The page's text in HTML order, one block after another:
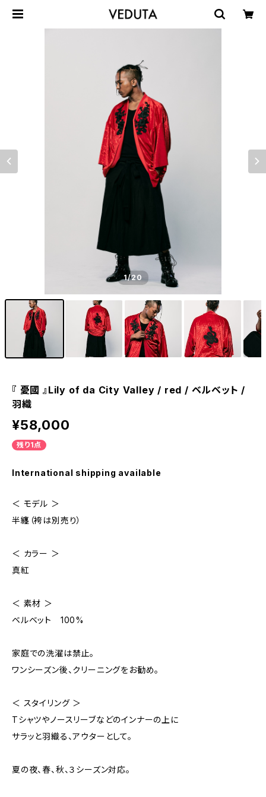
1/20
『 憂國 』Lily of da City Valley / red / ベルベット /
羽織
¥58,000
残り1点
International shipping available
＜ モデル ＞
半纏（袴は別売り）
＜ カラー ＞
真紅
＜ 素材 ＞
ベルベット 100%
家庭での洗濯は禁止。
ワンシーズン後、クリーニングをお勧め。
＜ スタイリング ＞
Tシャツやノースリーブなどのインナーの上に
サラッと羽織る、アウターとして。
夏の夜、春、秋、３シーズン対応。